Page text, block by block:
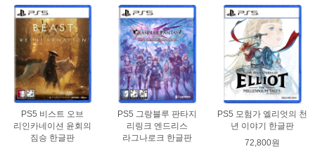
PS5 비스트 오브
리인카네이션 윤회의
짐승 한글판
PS5 그랑블루 판타지
리링크 엔드리스
라그나로크 한글판
PS5 모험가 엘리엇의 천
년 이야기 한글판
72,800원